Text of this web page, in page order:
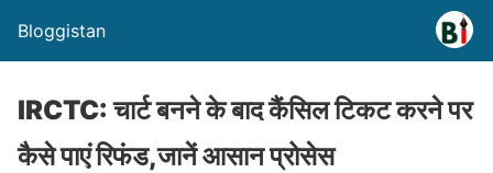
Bloggistan
IRCTC: चार्ट बनने के बाद कैंसिल टिकट करने पर
कैसे पाएं रिफंड,जानें आसान प्रोसेस